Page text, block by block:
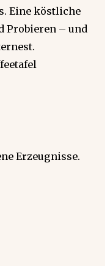
Eine köstliche
Probieren – und
Erzeugnisse.